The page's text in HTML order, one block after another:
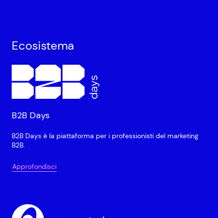
Ecosistema
B2B Days
B2B Days è la piattaforma per i professionisti del marketing
B2B.
Approfondisci